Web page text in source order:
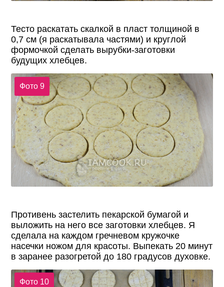
Тесто раскатать скалкой в пласт толщиной в
0,7 см (я раскатывала частями) и круглой
формочкой сделать вырубки-заготовки
будущих хлебцев.
Фото 9
Противень застелить пекарской бумагой и
выложить на него все заготовки хлебцев. Я
сделала на каждом гречневом кружочке
насечки ножом для красоты. Выпекать 20 минут
в заранее разогретой до 180 градусов духовке.
Фото 10